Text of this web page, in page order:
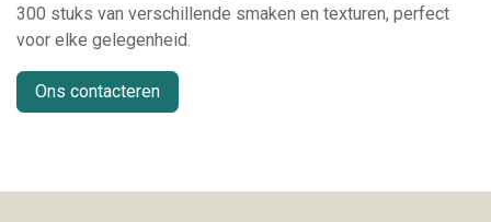
300 stuks van verschillende smaken en texturen, perfect
voor elke gelegenheid.
Ons contacteren